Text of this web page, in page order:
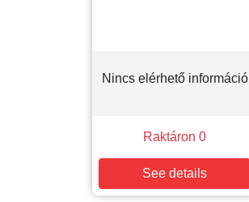
Nincs elérhető információ
Raktáron 0
See details